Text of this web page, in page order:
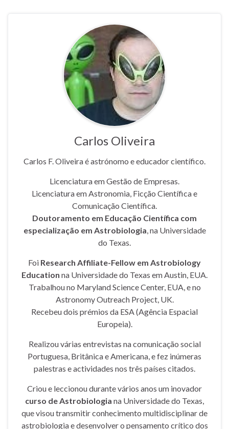
Carlos Oliveira
Carlos F. Oliveira é astrónomo e educador científico.
Licenciatura em Gestão de Empresas.
Licenciatura em Astronomia, Ficção Científica e
Comunicação Científica.
Doutoramento em Educação Científica com
especialização em Astrobiologia, na Universidade
do Texas.
Foi Research Affiliate-Fellow em Astrobiology
Education na Universidade do Texas em Austin, EUA.
Trabalhou no Maryland Science Center, EUA, e no
Astronomy Outreach Project, UK.
Recebeu dois prémios da ESA (Agência Espacial
Europeia).
Realizou várias entrevistas na comunicação social
Portuguesa, Britânica e Americana, e fez inúmeras
palestras e actividades nos três países citados.
Criou e leccionou durante vários anos um inovador
curso de Astrobiologia na Universidade do Texas,
que visou transmitir conhecimento multidisciplinar de
astrobiologia e desenvolver o pensamento crítico dos